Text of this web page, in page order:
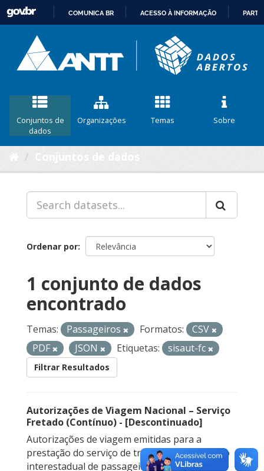
CONTEÚDO
COMUNICA BR ACESSO À INFORMAÇÃO
Conjuntos de
dados
Organizações Temas Sobre
Ordenar por
1 conjunto de dados
encontrado
Temas: Passageiros Formatos:
CSV
PDF
JSON Etiquetas: sisaut-fc
Filtrar Resultados
Autorizações de Viagem Nacional – Serviço
Fretado (Contínuo) - [Descontinuado]
Autorizações de viagem emitidas para a
prestação do serviço de transporte rodoviário
interestadual de passageiros sob regime de